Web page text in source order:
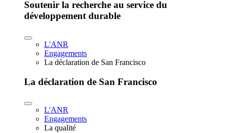
Soutenir la recherche au service du
développement durable
L'ANR
Engagements
La déclaration de San Francisco
La déclaration de San Francisco
L'ANR
Engagements
La qualité